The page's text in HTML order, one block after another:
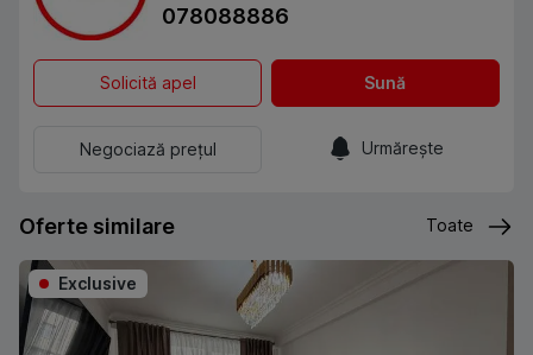
078088886
Solicită apel Sună
Negociază prețul Urmărește
Oferte similare Toate
Exclusive